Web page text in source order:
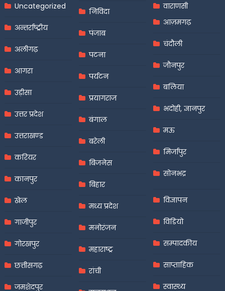
Uncategorized
अन्तर्राष्ट्रीय
अलीगढ़
आगरा
उड़ीसा
उत्तर प्रदेश
उत्तराखण्ड
करियर
कानपुर
खेल
गाजीपुर
गोरखपुर
छत्तीसगढ़
जमशेदपुर
निविदा
पंजाब
पटना
पर्यटन
प्रयागराज
बंगाल
बरेली
बिजनेस
बिहार
मध्य प्रदेश
मनोरंजन
महाराष्ट्र
रांची
वाराणसी
आज़मगढ़
चंदौली
जौनपुर
बलिया
भदोही, ज्ञानपुर
मऊ
मिर्जापुर
सोनभद्र
विज्ञापन
विडियो
सम्पादकीय
साप्ताहिक
स्वास्थ्य